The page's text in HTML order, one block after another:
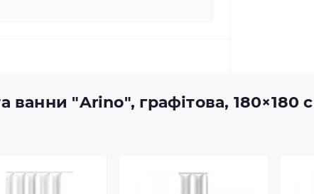
"Arino", графітова, 180×180